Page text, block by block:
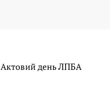
Актовий день ЛПБА